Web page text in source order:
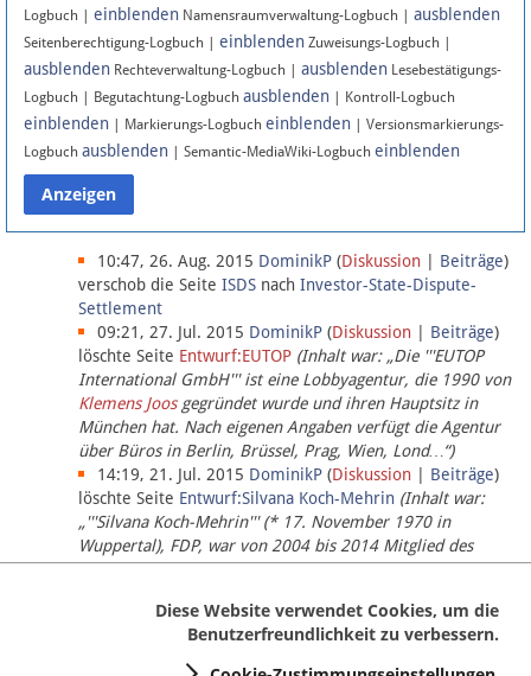
Instagram
Anmelden
Datenschutz
Über Lobbypedia
Impressum
Logbuch | einblenden Namensraumverwaltung-Logbuch | ausblenden
Seitenberechtigung-Logbuch | einblenden Zuweisungs-Logbuch |
ausblenden Rechteverwaltung-Logbuch | ausblenden Lesebestätigungs-
Logbuch | Begutachtung-Logbuch ausblenden | Kontroll-Logbuch
einblenden | Markierungs-Logbuch einblenden | Versionsmarkierungs-
Logbuch ausblenden | Semantic-MediaWiki-Logbuch einblenden
10:47, 26. Aug. 2015 DominikP (Diskussion Beiträge)
verschob die Seite ISDS nach Investor-State-Dispute-
Settlement
09:21, 27. Jul. 2015 DominikP (Diskussion Beiträge)
löschte Seite Entwurf:EUTOP (Inhalt war: „Die '''EUTOP
International GmbH''' ist eine Lobbyagentur, die 1990 von
Klemens Joosgegründet wurde und ihren Hauptsitz in
München hat. Nach eigenen Angaben verfügt die Agentur
über Büros in Berlin, Brüssel, Prag, Wien, Lond…“)
14:19, 21. Jul. 2015 DominikP (Diskussion Beiträge)
löschte Seite Entwurf:Silvana Koch-Mehrin (Inhalt war:
„'''Silvana Koch-Mehrin''' (* 17. November 1970 in
Wuppertal), FDP, war von 2004 bis 2014 Mitglied des
Europäischen Parlaments, seit November 2014 ist sie für
Diese Website verwendet Cookies, um die
Benutzerfreundlichkeit zu verbessern.